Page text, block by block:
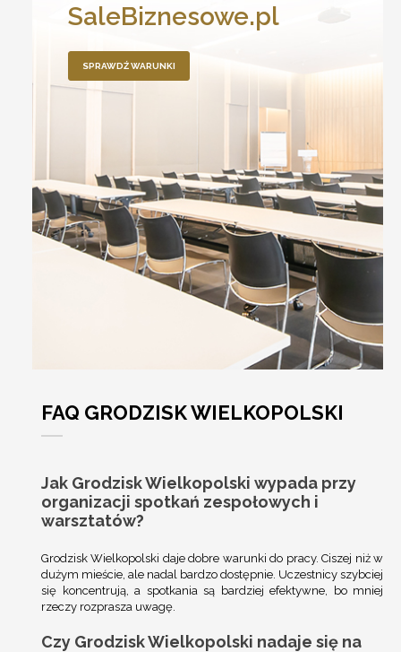
SaleBiznesowe.pl
SPRAWDŹ WARUNKI
FAQ GRODZISK WIELKOPOLSKI
Jak Grodzisk Wielkopolski wypada przy
organizacji spotkań zespołowych i
warsztatów?
Grodzisk Wielkopolski daje dobre warunki do pracy. Ciszej niż w
dużym mieście, ale nadal bardzo dostępnie. Uczestnicy szybciej
się koncentrują, a spotkania są bardziej efektywne, bo mniej
rzeczy rozprasza uwagę.
Czy Grodzisk Wielkopolski nadaje się na